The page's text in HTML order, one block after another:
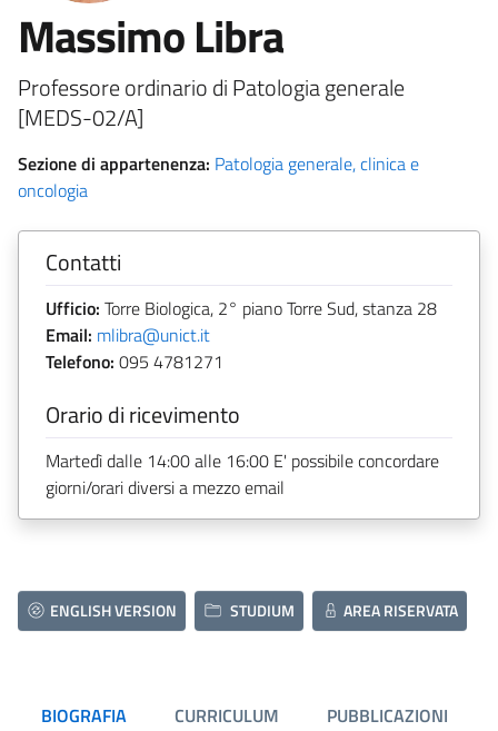
Massimo Libra
Professore ordinario di Patologia generale
[MEDS-02/A]
Sezione di appartenenza: Patologia generale, clinica e
oncologia
Contatti
Ufficio: Torre Biologica, 2° piano Torre Sud, stanza 28
Email: mlibra@unict.it
Telefono: 095 4781271
Orario di ricevimento
Martedì dalle 14:00 alle 16:00 E' possibile concordare
giorni/orari diversi a mezzo email
ENGLISH VERSION STUDIUM AREA RISERVATA
BIOGRAFIA CURRICULUM PUBBLICAZIONI